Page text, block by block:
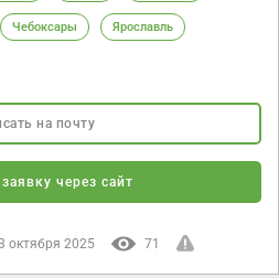
Чебоксары Ярославль
на почту
через сайт
октября 2025 71